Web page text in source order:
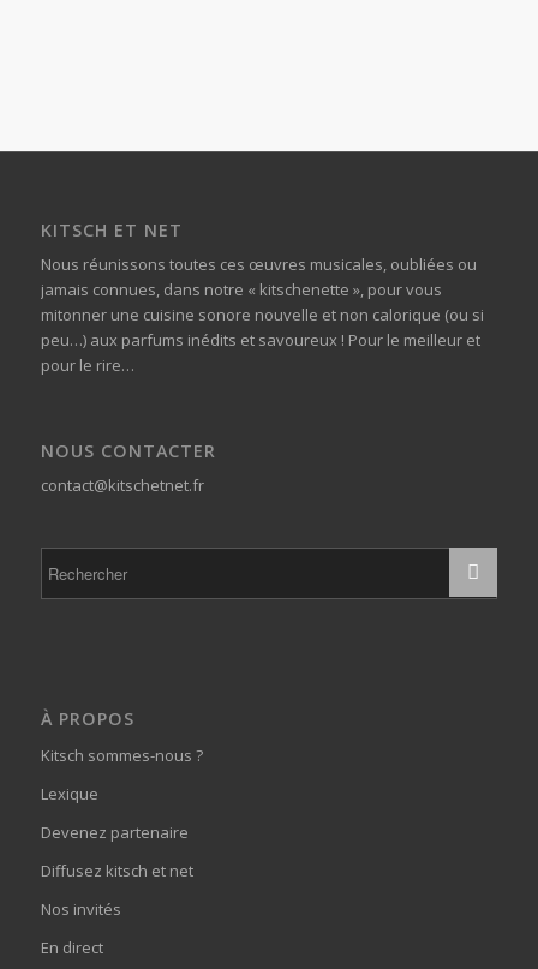
KITSCH ET NET
Nous réunissons toutes ces œuvres musicales, oubliées ou
jamais connues, dans notre « kitschenette », pour vous
mitonner une cuisine sonore nouvelle et non calorique (ou si
peu…) aux parfums inédits et savoureux ! Pour le meilleur et
pour le rire…
NOUS CONTACTER
contact@kitschetnet.fr
À PROPOS
Kitsch sommes-nous ?
Lexique
Devenez partenaire
Diffusez kitsch et net
Nos invités
En direct